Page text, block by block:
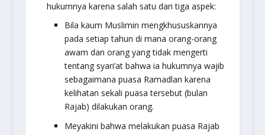
hukumnya karena salah satu dari tiga aspek:
Bila kaum Muslimin mengkhususkannya
pada setiap tahun di mana orang-orang
awam dan orang yang tidak mengerti
tentang syari’at bahwa ia hukumnya wajib
sebagaimana puasa Ramadlan karena
kelihatan sekali puasa tersebut (bulan
Rajab) dilakukan orang.
Meyakini bahwa melakukan puasa Rajab